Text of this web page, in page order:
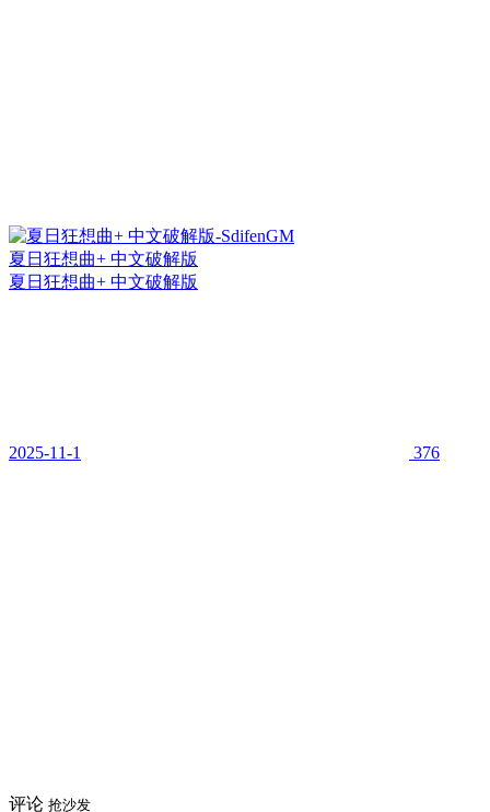
夏日狂想曲+ 中文破解版
夏日狂想曲+ 中文破解版
2025-11-1 376
评论 抢沙发